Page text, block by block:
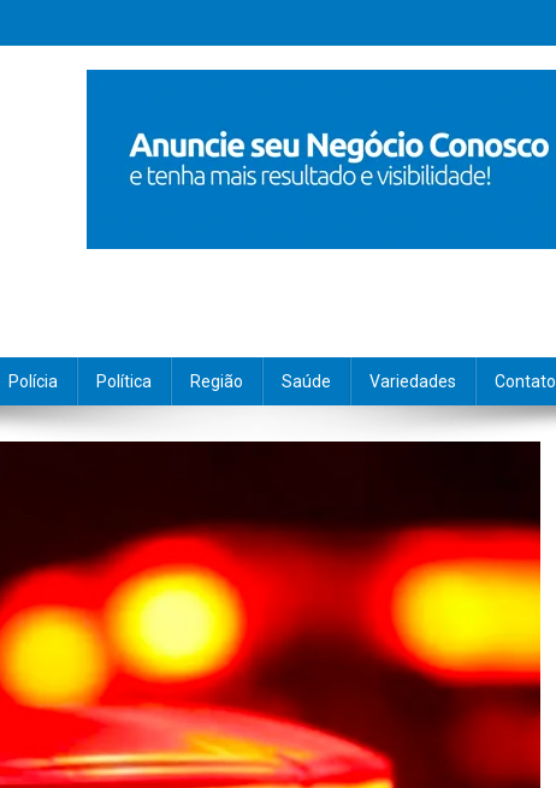
Polícia Política Região Saúde Variedades Contato